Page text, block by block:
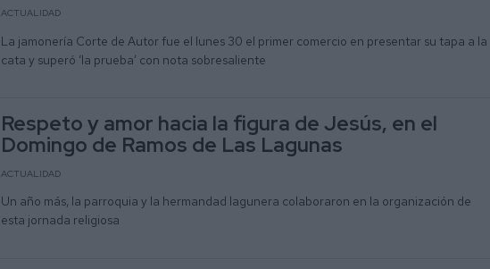
ACTUALIDAD
La jamonería Corte de Autor fue el lunes 30 el primer comercio en presentar su tapa a la
cata y superó ‘la prueba’ con nota sobresaliente
Respeto y amor hacia la figura de Jesús, en el
Domingo de Ramos de Las Lagunas
ACTUALIDAD
Un año más, la parroquia y la hermandad lagunera colaboraron en la organización de
esta jornada religiosa